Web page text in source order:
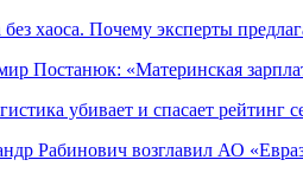
без хаоса. Почему эксперты
Постанюк: «Материнская
убивает и спасает рейтинг
Рабинович возглавил АО